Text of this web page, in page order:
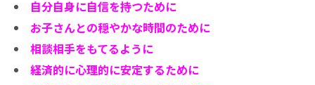
自分自身に自信を持つために
お子さんとの穏やかな時間のために
相談相手をもてるように
経済的に心理的に安定するために